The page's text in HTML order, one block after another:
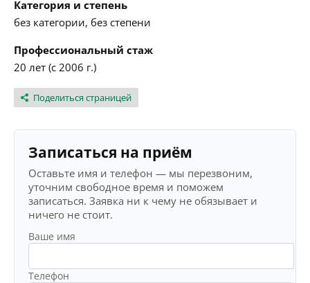
Категория и степень
без категории, без степени
Профессиональный стаж
20 лет (с 2006 г.)
Поделиться страницей
Записаться на приём
Оставьте имя и телефон — мы перезвоним,
уточним свободное время и поможем
записаться. Заявка ни к чему не обязывает и
ничего не стоит.
Ваше имя
Телефон